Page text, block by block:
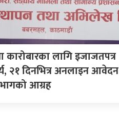
कारोबारका लागि इजाजतपत्र
२१ दिनभित्र अनलाइन आवेदन
आग्रह